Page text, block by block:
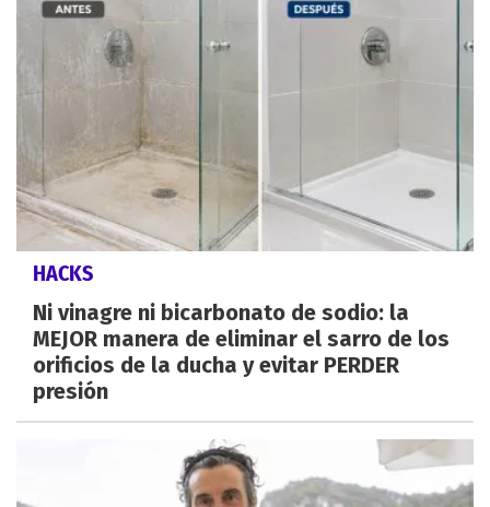
HACKS
Ni vinagre ni bicarbonato de sodio: la
MEJOR manera de eliminar el sarro de los
orificios de la ducha y evitar PERDER
presión